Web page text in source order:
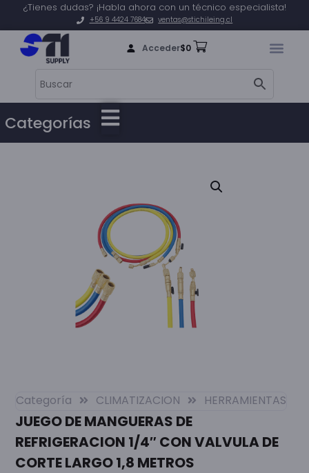
¿Tienes dudas? ¡Habla ahora con un técnico especialista!
+56 9 4424 7684 ventas@stichileing.cl
Acceder$0
Categorías
Categoría CLIMATIZACION HERRAMIENTAS
JUEGO DE MANGUERAS DE
REFRIGERACION 1/4″ CON VALVULA DE
CORTE LARGO 1,8 METROS